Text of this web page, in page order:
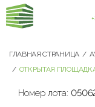
ГЛАВНАЯ СТРАНИЦА
ОТКРЫТАЯ
Номер лота: